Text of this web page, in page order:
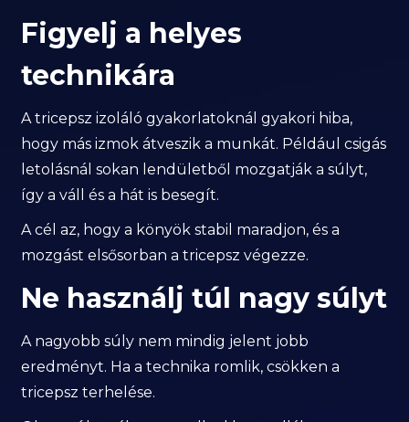
Figyelj a helyes
technikára
A tricepsz izoláló gyakorlatoknál gyakori hiba,
hogy más izmok átveszik a munkát. Például csigás
letolásnál sokan lendületből mozgatják a súlyt,
így a váll és a hát is besegít.
A cél az, hogy a könyök stabil maradjon, és a
mozgást elsősorban a tricepsz végezze.
Ne használj túl nagy súlyt
A nagyobb súly nem mindig jelent jobb
eredményt. Ha a technika romlik, csökken a
tricepsz terhelése.